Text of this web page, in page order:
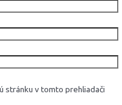
stránku v tomto prehliadači